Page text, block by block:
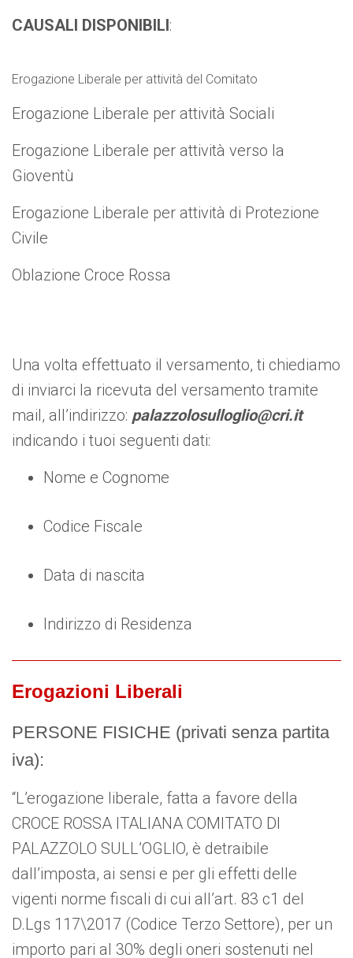
CAUSALI DISPONIBILI:
Erogazione Liberale per attività del Comitato
Erogazione Liberale per attività Sociali
Erogazione Liberale per attività verso la
Gioventù
Erogazione Liberale per attività di Protezione
Civile
Oblazione Croce Rossa
Una volta effettuato il versamento, ti chiediamo
di inviarci la ricevuta del versamento tramite
mail, all’indirizzo: palazzolosulloglio@cri.it
indicando i tuoi seguenti dati:
Nome e Cognome
Codice Fiscale
Data di nascita
Indirizzo di Residenza
Erogazioni Liberali
PERSONE FISICHE (privati senza partita
iva):
“L’erogazione liberale, fatta a favore della
CROCE ROSSA ITALIANA COMITATO DI
PALAZZOLO SULL’OGLIO, è detraibile
dall’imposta, ai sensi e per gli effetti delle
vigenti norme fiscali di cui all’art. 83 c1 del
D.Lgs 117\2017 (Codice Terzo Settore), per un
importo pari al 30% degli oneri sostenuti nel